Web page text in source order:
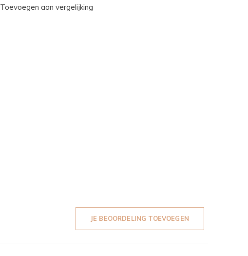
Toevoegen aan vergelijking
JE BEOORDELING TOEVOEGEN